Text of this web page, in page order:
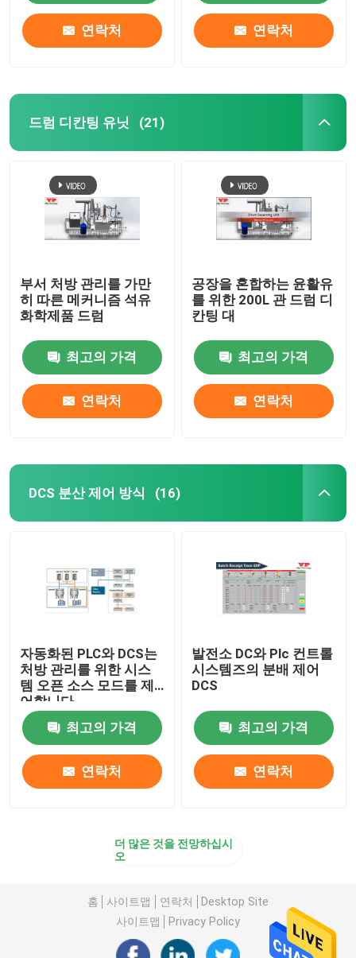
연락처 연락처
드럼 디칸팅 유닛 (21)
부서 처방 관리를 가만
히 따른 메커니즘 석유
화학제품 드럼
최고의 가격
연락처
공장을 혼합하는 윤활유
를 위한 200L 관 드럼 디
칸팅 대
최고의 가격
연락처
DCS 분산 제어 방식 (16)
자동화된 PLC와 DCS는
처방 관리를 위한 시스
템 오픈 소스 모드를 제
어합니다
최고의 가격
연락처
발전소 DC와 Plc 컨트롤
시스템즈의 분배 제어
DCS
최고의 가격
연락처
더 많은 것을 전망하십시
오
홈 사이트맵 연락처
Desktop Site
사이트맵
Privacy Policy